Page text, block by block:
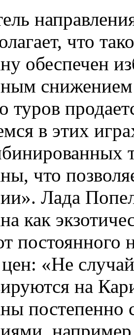
что
обеспечен
туров
в этих
что
Лада
как
постоянного
«Не
на
постепенно